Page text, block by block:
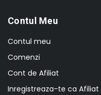
Contul Meu
Contul meu
Comenzi
Cont de Afiliat
Inregistreaza-te ca Afiliat